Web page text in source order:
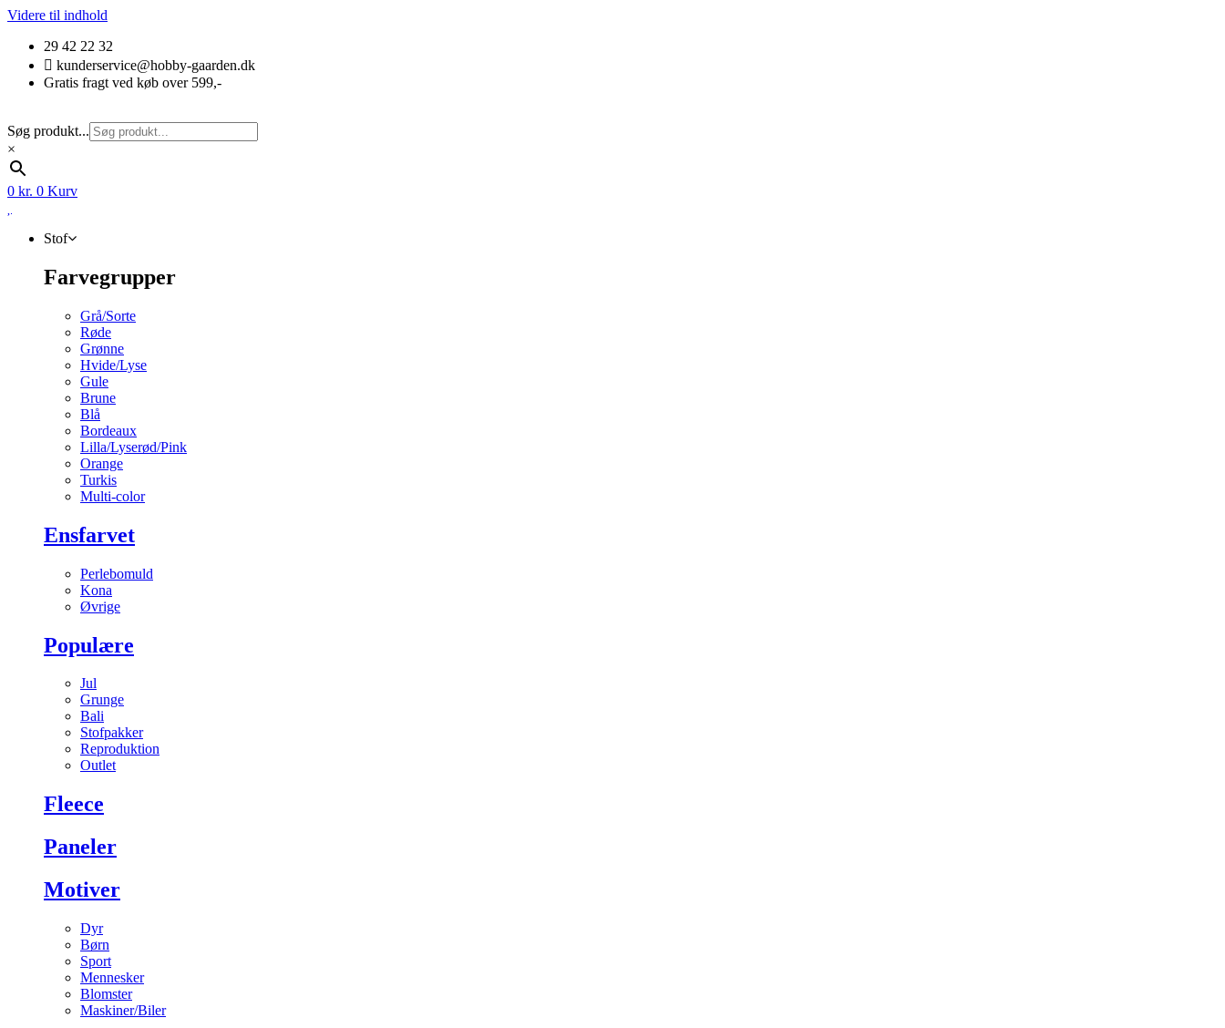
Videre til indhold
29 42 22 32
kunderservice@hobby-gaarden.dk
Gratis fragt ved køb over 599,-
Søg produkt...
×
0 kr. 0 Kurv
Stof
Farvegrupper
Grå/Sorte
Røde
Grønne
Hvide/Lyse
Gule
Brune
Blå
Bordeaux
Lilla/Lyserød/Pink
Orange
Turkis
Multi-color
Ensfarvet
Perlebomuld
Kona
Øvrige
Populære
Jul
Grunge
Bali
Stofpakker
Reproduktion
Outlet
Fleece
Paneler
Motiver
Dyr
Børn
Sport
Mennesker
Blomster
Maskiner/Biler